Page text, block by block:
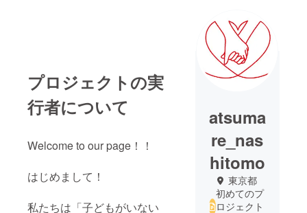
プロジェクトの実
行者について
Welcome to our page！！
はじめまして！
私たちは「子どもがいない
atsuma
re_nas
hitomo
東京都
初めてのプ
ロジェクト